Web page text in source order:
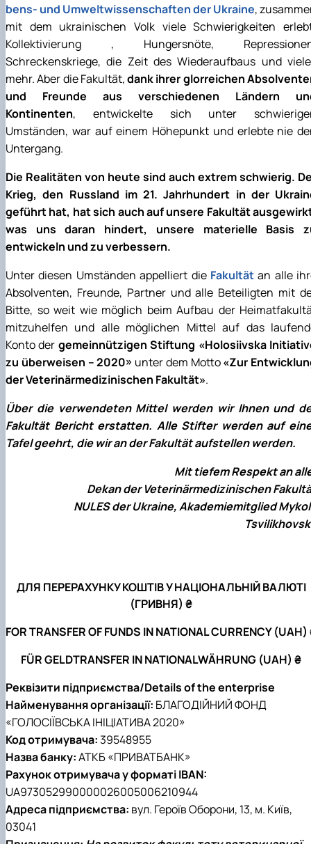
bens- und Umweltwissenschaften der Ukraine,
mit dem ukrainischen Volk viele Schwierigkeiten
Kollektivierung , Hungersnöte,
Schreckenskriege, die Zeit des Wiederaufbaus und
mehr. Aber die Fakultät,dank ihrer glorreichen
und Freunde aus verschiedenen Ländern
Kontinenten, entwickelte sich unter
Umständen, war auf einem Höhepunkt und erlebte nie
Untergang.
Die Realitäten von heute sind auch extrem schwierig.
Krieg, den Russland im 21. Jahrhundert in der
geführt hat, hat sich auch auf unsere Fakultät
was uns daran hindert, unsere materielle Basis
entwickeln und zu verbessern.
Unter diesen Umständen appelliert die Fakultätan alle
Absolventen, Freunde, Partner und alle Beteiligten mit
Bitte, so weit wie möglich beim Aufbau der
mitzuhelfen und alle möglichen Mittel auf das
Konto der gemeinnützigen Stiftung «Holosiivska
zu überweisen – 2020» unter dem Motto«Zur
der Veterinärmedizinischen Fakultät».
Über die verwendeten Mittel werden wir Ihnen und
Fakultät Bericht erstatten. Alle Stifter werden auf
Tafel geehrt, die wir an der Fakultät aufstellen werden.
Mit tiefem Respekt an
Dekan der Veterinärmedizinischen
NULES der Ukraine, Akademiemitglied
ДЛЯ ПЕРЕРАХУНКУ КОШТІВ У НАЦІОНАЛЬНІЙ ВАЛЮТІ
(ГРИВНЯ) ₴
FOR TRANSFER OF FUNDS IN NATIONAL CURRENCY (UAH)
FÜR GELDTRANSFER IN NATIONALWÄHRUNG (UAH) ₴
Реквізити підприємства/Details of the enterprise
Найменування організації: БЛАГОДІЙНИЙ ФОНД
«ГОЛОСІЇВСЬКА ІНІЦІАТИВА 2020»
Код отримувача:39548955
Назва банку:АТКБ «ПРИВАТБАНК»
Рахунок отримувача у форматі IBAN:
UA973052990000026005006210944
Адреса підприємства: вул. Героїв Оборони, 13, м. Київ,
03041